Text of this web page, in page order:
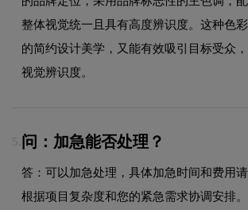
整体视觉统一且具有高度辨识度。这种色
的简约设计美学，又能有效吸引目标受众
视觉辨识度。
5. 问：加急能否处理？
答：可以加急处理，具体加急时间和费用
根据项目复杂度和您的紧急需求协调安排。